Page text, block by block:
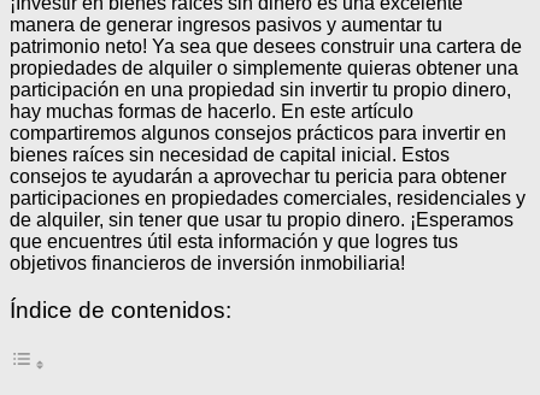
manera de generar ingresos pasivos y aumentar tu
patrimonio neto! Ya sea que desees construir una cartera de
propiedades de alquiler o simplemente quieras obtener una
participación en una propiedad sin invertir tu propio dinero,
hay muchas formas de hacerlo. En este artículo
compartiremos algunos consejos prácticos para invertir en
bienes raíces sin necesidad de capital inicial. Estos
consejos te ayudarán a aprovechar tu pericia para obtener
participaciones en propiedades comerciales, residenciales y
de alquiler, sin tener que usar tu propio dinero. ¡Esperamos
que encuentres útil esta información y que logres tus
objetivos financieros de inversión inmobiliaria!
Índice de contenidos: